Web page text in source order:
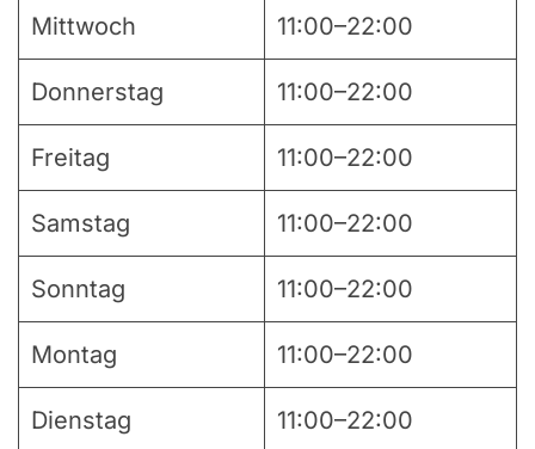
Mittwoch 11:00–22:00
Donnerstag 11:00–22:00
Freitag 11:00–22:00
Samstag 11:00–22:00
Sonntag 11:00–22:00
Montag 11:00–22:00
Dienstag 11:00–22:00